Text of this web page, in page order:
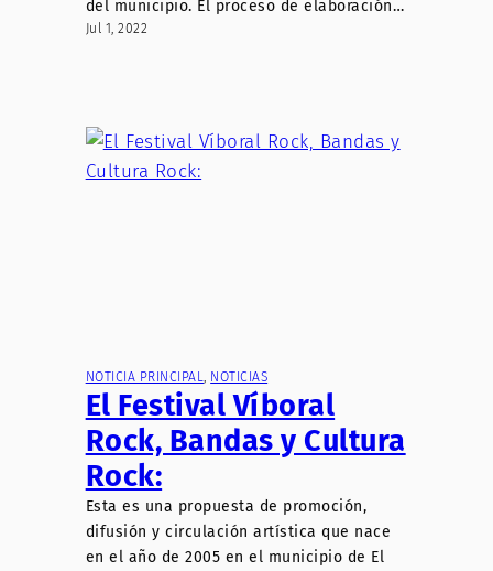
del municipio. El proceso de elaboración…
Jul 1, 2022
NOTICIA PRINCIPAL NOTICIAS
El Festival Víboral
Rock, Bandas y Cultura
Rock:
Esta es una propuesta de promoción,
difusión y circulación artística que nace
en el año de 2005 en el municipio de El